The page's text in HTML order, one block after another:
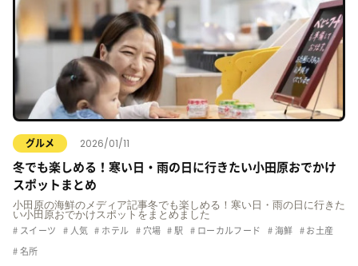
グルメ 2026/01/11
冬でも楽しめる！寒い日・雨の日に行きたい小田原おでかけ
スポットまとめ
小田原の海鮮のメディア記事冬でも楽しめる！寒い日・雨の日に行きた
い小田原おでかけスポットをまとめました
スイーツ 人気 ホテル 穴場 駅 ローカルフード 海鮮 お土産
名所